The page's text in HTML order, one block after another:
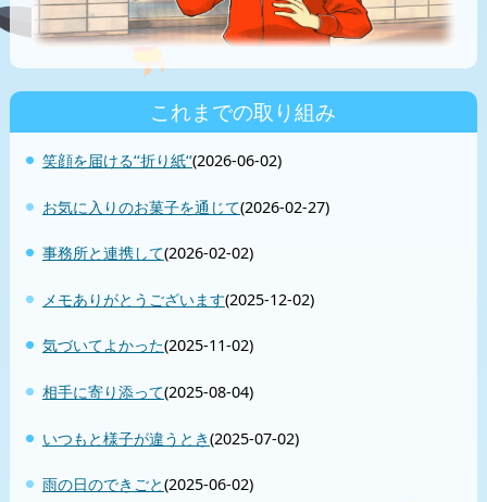
これまでの取り組み
笑顔を届ける‘‘折り紙‘‘(2026-06-02)
お気に入りのお菓子を通じて(2026-02-27)
事務所と連携して(2026-02-02)
メモありがとうございます(2025-12-02)
気づいてよかった(2025-11-02)
相手に寄り添って(2025-08-04)
いつもと様子が違うとき(2025-07-02)
雨の日のできごと(2025-06-02)